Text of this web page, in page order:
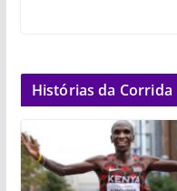
Histórias da Corrida